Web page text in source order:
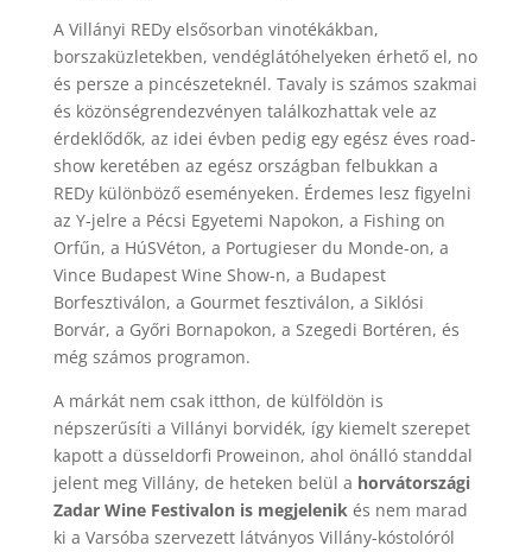
A Villányi REDy elsősorban vinotékákban,
borszaküzletekben, vendéglátóhelyeken érhető el, no
és persze a pincészeteknél. Tavaly is számos szakmai
és közönségrendezvényen találkozhattak vele az
érdeklődők, az idei évben pedig egy egész éves road-
show keretében az egész országban felbukkan a
REDy különböző eseményeken. Érdemes lesz figyelni
az Y-jelre a Pécsi Egyetemi Napokon, a Fishing on
Orfűn, a HúSVéton, a Portugieser du Monde-on, a
Vince Budapest Wine Show-n, a Budapest
Borfesztiválon, a Gourmet fesztiválon, a Siklósi
Borvár, a Győri Bornapokon, a Szegedi Bortéren, és
még számos programon.
A márkát nem csak itthon, de külföldön is
népszerűsíti a Villányi borvidék, így kiemelt szerepet
kapott a düsseldorfi Proweinon, ahol önálló standdal
jelent meg Villány, de heteken belül a horvátországi
Zadar Wine Festivalon is megjelenikés nem marad
ki a Varsóba szervezett látványos Villány-kóstolóról